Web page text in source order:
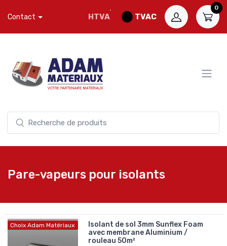
Contact HTVA TVAC
0
Pare-vapeurs pour isolants
Choix Adam Matériaux
Isolant de sol 3mm Sunflex Foam
avec membrane Aluminium /
rouleau 50m²